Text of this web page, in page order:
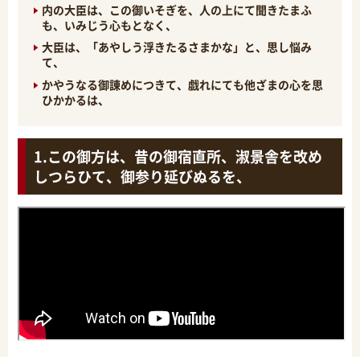
内の大臣は、この御いそぎを、人の上にて聞きたまふ
も、いみじう心もとなく、
大臣は、「あやしう浮きたるさまかな」と、思し悩み
て、
かやうなる御諌めにつきて、戯れにても他ざまの心を思
ひかかるは、
この御方は、昔の御宿直所、淑景舎を改め
しつらひて、御参り延びぬるを、